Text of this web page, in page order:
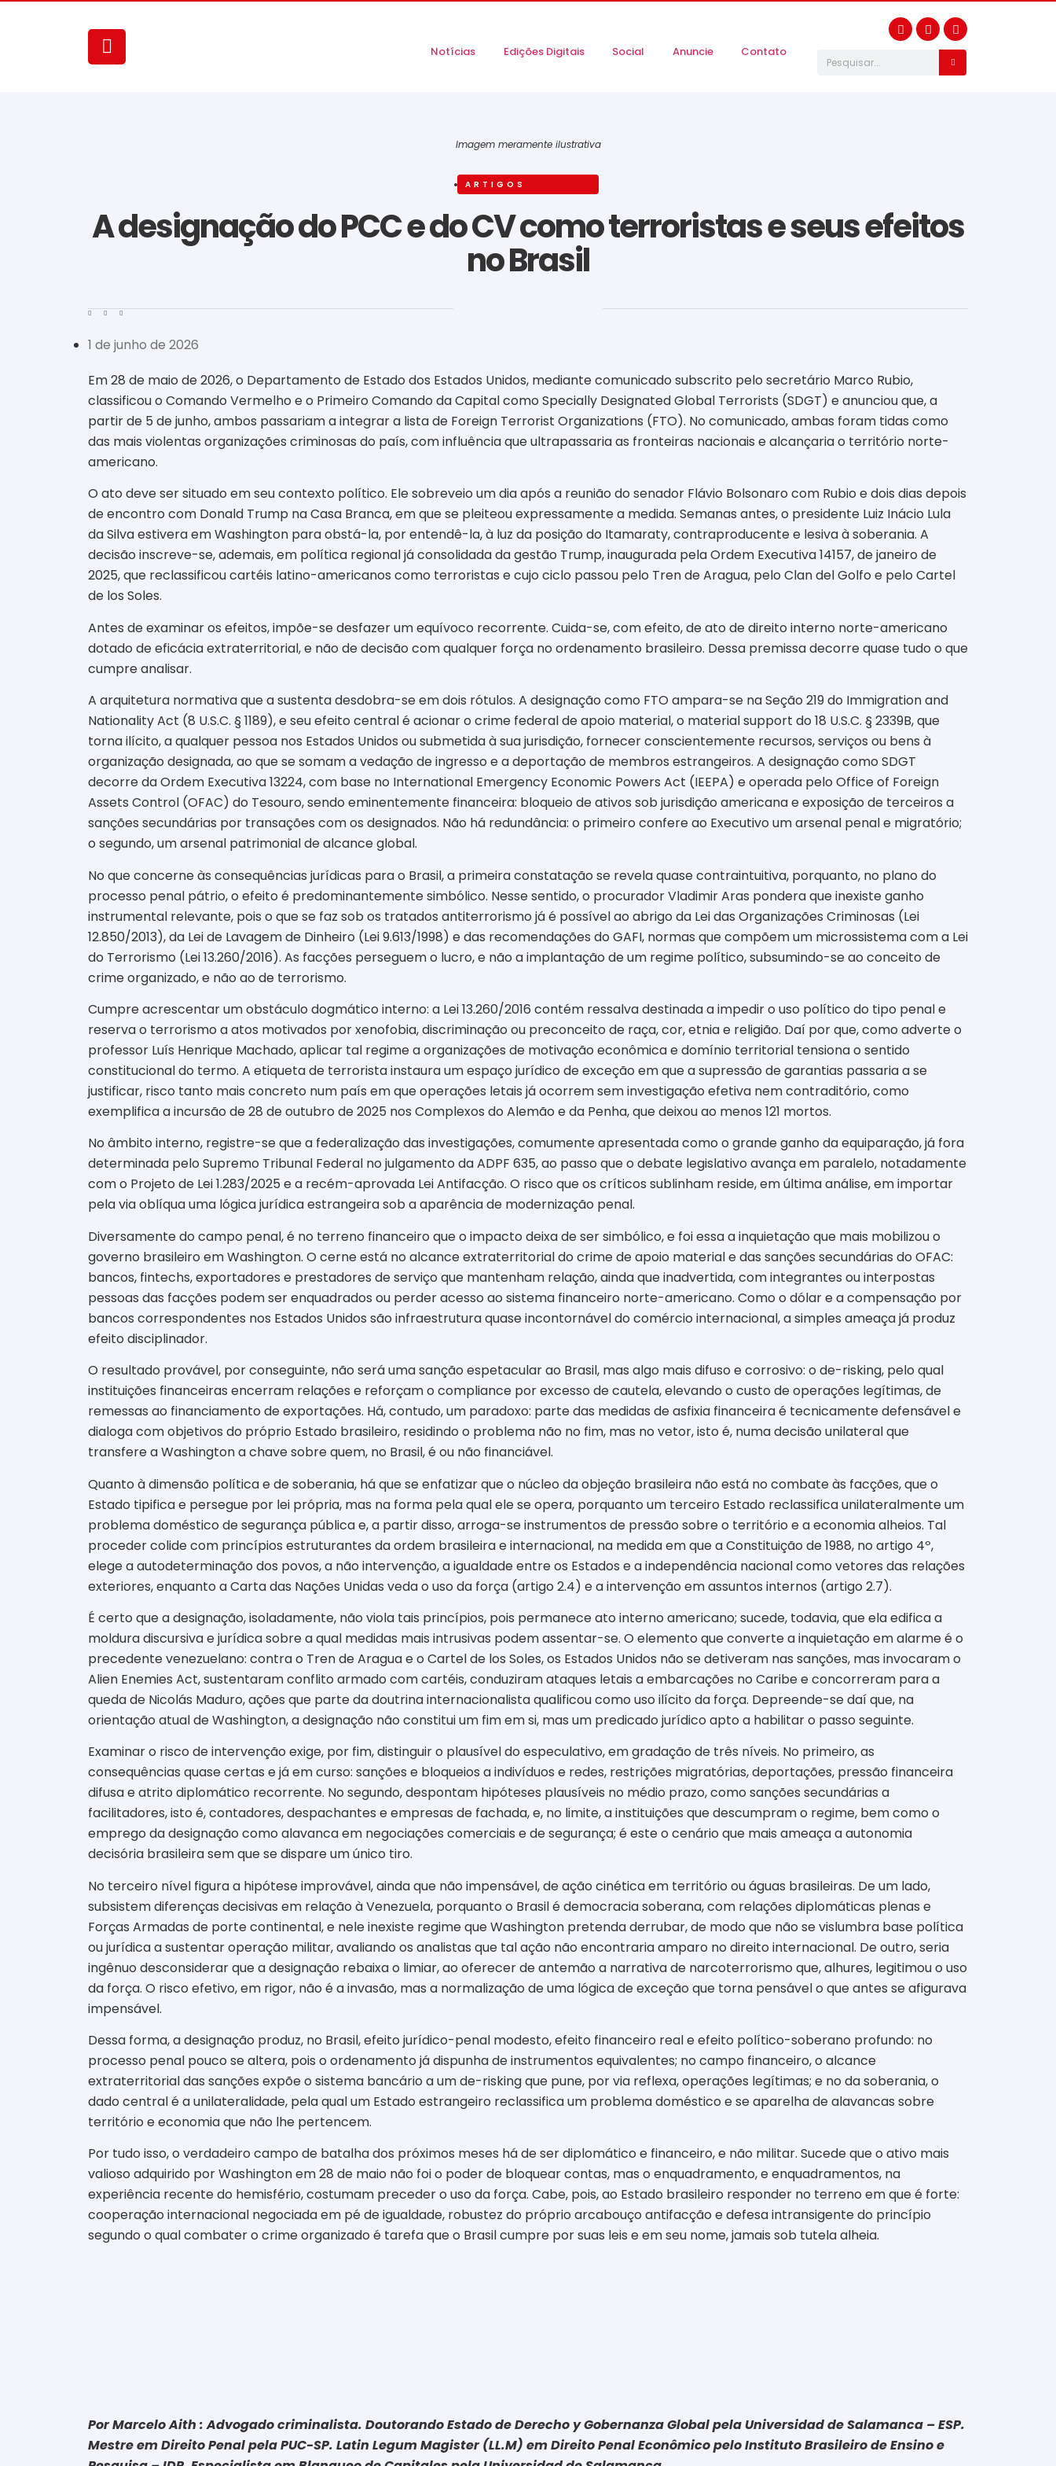
Notícias Edições Digitais Social Anuncie Contato
Imagem meramente ilustrativa
ARTIGOS
A designação do PCC e do CV como terroristas e seus efeitos
no Brasil
1 de junho de 2026
Em 28 de maio de 2026, o Departamento de Estado dos Estados Unidos, mediante comunicado subscrito pelo secretário Marco Rubio,
classificou o Comando Vermelho e o Primeiro Comando da Capital como Specially Designated Global Terrorists (SDGT) e anunciou que, a
partir de 5 de junho, ambos passariam a integrar a lista de Foreign Terrorist Organizations (FTO). No comunicado, ambas foram tidas como
das mais violentas organizações criminosas do país, com influência que ultrapassaria as fronteiras nacionais e alcançaria o território norte-
americano.
O ato deve ser situado em seu contexto político. Ele sobreveio um dia após a reunião do senador Flávio Bolsonaro com Rubio e dois dias depois
de encontro com Donald Trump na Casa Branca, em que se pleiteou expressamente a medida. Semanas antes, o presidente Luiz Inácio Lula
da Silva estivera em Washington para obstá-la, por entendê-la, à luz da posição do Itamaraty, contraproducente e lesiva à soberania. A
decisão inscreve-se, ademais, em política regional já consolidada da gestão Trump, inaugurada pela Ordem Executiva 14157, de janeiro de
2025, que reclassificou cartéis latino-americanos como terroristas e cujo ciclo passou pelo Tren de Aragua, pelo Clan del Golfo e pelo Cartel
de los Soles.
Antes de examinar os efeitos, impõe-se desfazer um equívoco recorrente. Cuida-se, com efeito, de ato de direito interno norte-americano
dotado de eficácia extraterritorial, e não de decisão com qualquer força no ordenamento brasileiro. Dessa premissa decorre quase tudo o que
cumpre analisar.
A arquitetura normativa que a sustenta desdobra-se em dois rótulos. A designação como FTO ampara-se na Seção 219 do Immigration and
Nationality Act (8 U.S.C. § 1189), e seu efeito central é acionar o crime federal de apoio material, o material support do 18 U.S.C. § 2339B, que
torna ilícito, a qualquer pessoa nos Estados Unidos ou submetida à sua jurisdição, fornecer conscientemente recursos, serviços ou bens à
organização designada, ao que se somam a vedação de ingresso e a deportação de membros estrangeiros. A designação como SDGT
decorre da Ordem Executiva 13224, com base no International Emergency Economic Powers Act (IEEPA) e operada pelo Office of Foreign
Assets Control (OFAC) do Tesouro, sendo eminentemente financeira: bloqueio de ativos sob jurisdição americana e exposição de terceiros a
sanções secundárias por transações com os designados. Não há redundância: o primeiro confere ao Executivo um arsenal penal e migratório;
o segundo, um arsenal patrimonial de alcance global.
No que concerne às consequências jurídicas para o Brasil, a primeira constatação se revela quase contraintuitiva, porquanto, no plano do
processo penal pátrio, o efeito é predominantemente simbólico. Nesse sentido, o procurador Vladimir Aras pondera que inexiste ganho
instrumental relevante, pois o que se faz sob os tratados antiterrorismo já é possível ao abrigo da Lei das Organizações Criminosas (Lei
12.850/2013), da Lei de Lavagem de Dinheiro (Lei 9.613/1998) e das recomendações do GAFI, normas que compõem um microssistema com a Lei
do Terrorismo (Lei 13.260/2016). As facções perseguem o lucro, e não a implantação de um regime político, subsumindo-se ao conceito de
crime organizado, e não ao de terrorismo.
Cumpre acrescentar um obstáculo dogmático interno: a Lei 13.260/2016 contém ressalva destinada a impedir o uso político do tipo penal e
reserva o terrorismo a atos motivados por xenofobia, discriminação ou preconceito de raça, cor, etnia e religião. Daí por que, como adverte o
professor Luís Henrique Machado, aplicar tal regime a organizações de motivação econômica e domínio territorial tensiona o sentido
constitucional do termo. A etiqueta de terrorista instaura um espaço jurídico de exceção em que a supressão de garantias passaria a se
justificar, risco tanto mais concreto num país em que operações letais já ocorrem sem investigação efetiva nem contraditório, como
exemplifica a incursão de 28 de outubro de 2025 nos Complexos do Alemão e da Penha, que deixou ao menos 121 mortos.
No âmbito interno, registre-se que a federalização das investigações, comumente apresentada como o grande ganho da equiparação, já fora
determinada pelo Supremo Tribunal Federal no julgamento da ADPF 635, ao passo que o debate legislativo avança em paralelo, notadamente
com o Projeto de Lei 1.283/2025 e a recém-aprovada Lei Antifacção. O risco que os críticos sublinham reside, em última análise, em importar
pela via oblíqua uma lógica jurídica estrangeira sob a aparência de modernização penal.
Diversamente do campo penal, é no terreno financeiro que o impacto deixa de ser simbólico, e foi essa a inquietação que mais mobilizou o
governo brasileiro em Washington. O cerne está no alcance extraterritorial do crime de apoio material e das sanções secundárias do OFAC:
bancos, fintechs, exportadores e prestadores de serviço que mantenham relação, ainda que inadvertida, com integrantes ou interpostas
pessoas das facções podem ser enquadrados ou perder acesso ao sistema financeiro norte-americano. Como o dólar e a compensação por
bancos correspondentes nos Estados Unidos são infraestrutura quase incontornável do comércio internacional, a simples ameaça já produz
efeito disciplinador.
O resultado provável, por conseguinte, não será uma sanção espetacular ao Brasil, mas algo mais difuso e corrosivo: o de-risking, pelo qual
instituições financeiras encerram relações e reforçam o compliance por excesso de cautela, elevando o custo de operações legítimas, de
remessas ao financiamento de exportações. Há, contudo, um paradoxo: parte das medidas de asfixia financeira é tecnicamente defensável e
dialoga com objetivos do próprio Estado brasileiro, residindo o problema não no fim, mas no vetor, isto é, numa decisão unilateral que
transfere a Washington a chave sobre quem, no Brasil, é ou não financiável.
Quanto à dimensão política e de soberania, há que se enfatizar que o núcleo da objeção brasileira não está no combate às facções, que o
Estado tipifica e persegue por lei própria, mas na forma pela qual ele se opera, porquanto um terceiro Estado reclassifica unilateralmente um
problema doméstico de segurança pública e, a partir disso, arroga-se instrumentos de pressão sobre o território e a economia alheios. Tal
proceder colide com princípios estruturantes da ordem brasileira e internacional, na medida em que a Constituição de 1988, no artigo 4º,
elege a autodeterminação dos povos, a não intervenção, a igualdade entre os Estados e a independência nacional como vetores das relações
exteriores, enquanto a Carta das Nações Unidas veda o uso da força (artigo 2.4) e a intervenção em assuntos internos (artigo 2.7).
É certo que a designação, isoladamente, não viola tais princípios, pois permanece ato interno americano; sucede, todavia, que ela edifica a
moldura discursiva e jurídica sobre a qual medidas mais intrusivas podem assentar-se. O elemento que converte a inquietação em alarme é o
precedente venezuelano: contra o Tren de Aragua e o Cartel de los Soles, os Estados Unidos não se detiveram nas sanções, mas invocaram o
Alien Enemies Act, sustentaram conflito armado com cartéis, conduziram ataques letais a embarcações no Caribe e concorreram para a
queda de Nicolás Maduro, ações que parte da doutrina internacionalista qualificou como uso ilícito da força. Depreende-se daí que, na
orientação atual de Washington, a designação não constitui um fim em si, mas um predicado jurídico apto a habilitar o passo seguinte.
Examinar o risco de intervenção exige, por fim, distinguir o plausível do especulativo, em gradação de três níveis. No primeiro, as
consequências quase certas e já em curso: sanções e bloqueios a indivíduos e redes, restrições migratórias, deportações, pressão financeira
difusa e atrito diplomático recorrente. No segundo, despontam hipóteses plausíveis no médio prazo, como sanções secundárias a
facilitadores, isto é, contadores, despachantes e empresas de fachada, e, no limite, a instituições que descumpram o regime, bem como o
emprego da designação como alavanca em negociações comerciais e de segurança; é este o cenário que mais ameaça a autonomia
decisória brasileira sem que se dispare um único tiro.
No terceiro nível figura a hipótese improvável, ainda que não impensável, de ação cinética em território ou águas brasileiras. De um lado,
subsistem diferenças decisivas em relação à Venezuela, porquanto o Brasil é democracia soberana, com relações diplomáticas plenas e
Forças Armadas de porte continental, e nele inexiste regime que Washington pretenda derrubar, de modo que não se vislumbra base política
ou jurídica a sustentar operação militar, avaliando os analistas que tal ação não encontraria amparo no direito internacional. De outro, seria
ingênuo desconsiderar que a designação rebaixa o limiar, ao oferecer de antemão a narrativa de narcoterrorismo que, alhures, legitimou o uso
da força. O risco efetivo, em rigor, não é a invasão, mas a normalização de uma lógica de exceção que torna pensável o que antes se afigurava
impensável.
Dessa forma, a designação produz, no Brasil, efeito jurídico-penal modesto, efeito financeiro real e efeito político-soberano profundo: no
processo penal pouco se altera, pois o ordenamento já dispunha de instrumentos equivalentes; no campo financeiro, o alcance
extraterritorial das sanções expõe o sistema bancário a um de-risking que pune, por via reflexa, operações legítimas; e no da soberania, o
dado central é a unilateralidade, pela qual um Estado estrangeiro reclassifica um problema doméstico e se aparelha de alavancas sobre
território e economia que não lhe pertencem.
Por tudo isso, o verdadeiro campo de batalha dos próximos meses há de ser diplomático e financeiro, e não militar. Sucede que o ativo mais
valioso adquirido por Washington em 28 de maio não foi o poder de bloquear contas, mas o enquadramento, e enquadramentos, na
experiência recente do hemisfério, costumam preceder o uso da força. Cabe, pois, ao Estado brasileiro responder no terreno em que é forte:
cooperação internacional negociada em pé de igualdade, robustez do próprio arcabouço antifacção e defesa intransigente do princípio
segundo o qual combater o crime organizado é tarefa que o Brasil cumpre por suas leis e em seu nome, jamais sob tutela alheia.
Por Marcelo Aith : Advogado criminalista. Doutorando Estado de Derecho y Gobernanza Global pela Universidad de Salamanca – ESP.
Mestre em Direito Penal pela PUC-SP. Latin Legum Magister (LL.M) em Direito Penal Econômico pelo Instituto Brasileiro de Ensino e